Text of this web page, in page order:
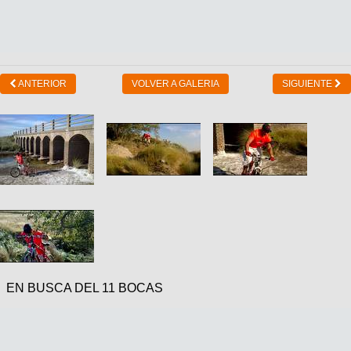
ANTERIOR VOLVER A GALERIA SIGUIENTE
EN BUSCA DEL 11 BOCAS